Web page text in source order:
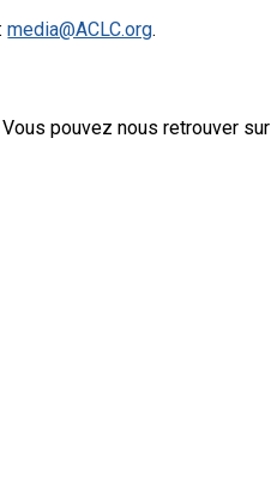
media@ACLC.org.
pouvez nous retrouver sur